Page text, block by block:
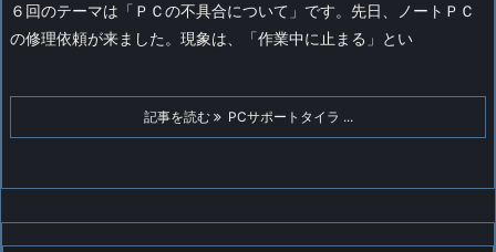
６回のテーマは「ＰＣの不具合について」です。 先日、ノートＰＣ
の修理依頼が来ました。現象は、「作業中に止まる」とい
記事を読む PCサポートタイラ ...